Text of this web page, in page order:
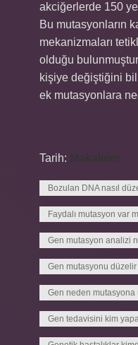
akciğerlerde 150
Bu mutasyonların
mekanizmaları
olduğu
kişiye değiştiğini
ek mutasyonlara
Tarih:
Bozulan DNA nasıl
Faydalı mutasyon var
Gen mutasyon analizi
Gen mutasyonu düzelir
Gen neden mutasyona
Gen tedavisini kim